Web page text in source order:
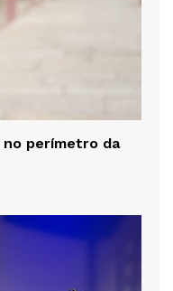
no perímetro da